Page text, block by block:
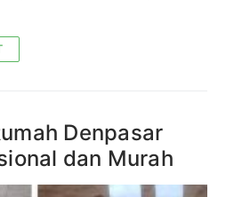
Denpasar
dan Murah